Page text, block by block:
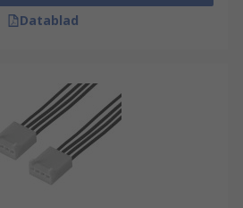
Datablad